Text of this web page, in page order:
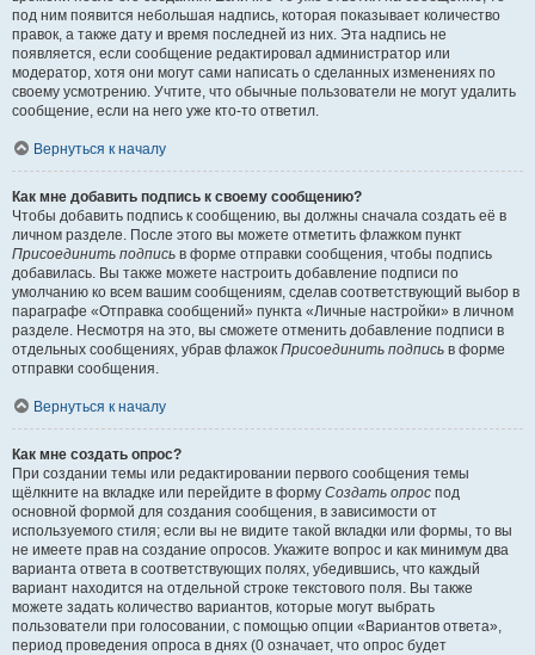
под ним появится небольшая надпись, которая показывает количество
правок, а также дату и время последней из них. Эта надпись не
появляется, если сообщение редактировал администратор или
модератор, хотя они могут сами написать о сделанных изменениях по
своему усмотрению. Учтите, что обычные пользователи не могут удалить
сообщение, если на него уже кто-то ответил.
Вернуться к началу
Как мне добавить подпись к своему сообщению?
Чтобы добавить подпись к сообщению, вы должны сначала создать её в
личном разделе. После этого вы можете отметить флажком пункт
Присоединить подпись в форме отправки сообщения, чтобы подпись
добавилась. Вы также можете настроить добавление подписи по
умолчанию ко всем вашим сообщениям, сделав соответствующий выбор в
параграфе «Отправка сообщений» пункта «Личные настройки» в личном
разделе. Несмотря на это, вы сможете отменить добавление подписи в
отдельных сообщениях, убрав флажок Присоединить подпись в форме
отправки сообщения.
Вернуться к началу
Как мне создать опрос?
При создании темы или редактировании первого сообщения темы
щёлкните на вкладке или перейдите в форму Создать опрос под
основной формой для создания сообщения, в зависимости от
используемого стиля; если вы не видите такой вкладки или формы, то вы
не имеете прав на создание опросов. Укажите вопрос и как минимум два
варианта ответа в соответствующих полях, убедившись, что каждый
вариант находится на отдельной строке текстового поля. Вы также
можете задать количество вариантов, которые могут выбрать
пользователи при голосовании, с помощью опции «Вариантов ответа»,
период проведения опроса в днях (0 означает, что опрос будет